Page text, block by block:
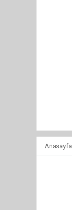
Anasayfa